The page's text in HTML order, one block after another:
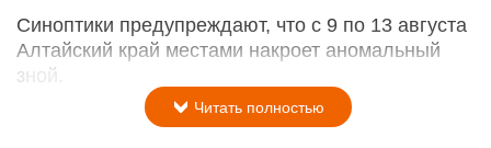
Синоптики предупреждают, что с 9 по 13 августа
Алтайский край местами накроет аномальный
зной.
Читать полностью